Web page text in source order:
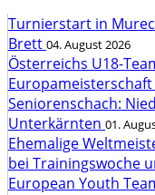
Turnierstart in
Brett 04. August 2026
Österreichs U18-
Seniorenschach:
Unterkärnten 01.
Ehemalige
bei Trainingswoche
European Youth